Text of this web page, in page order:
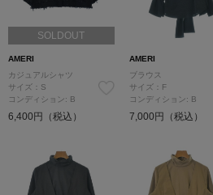
SOLDOUT
AMERI
カジュアルシャツ
サイズ：S
コンディション: B
6,400円（税込）
AMERI
ブラウス
サイズ：F
コンディション: B
7,000円（税込）